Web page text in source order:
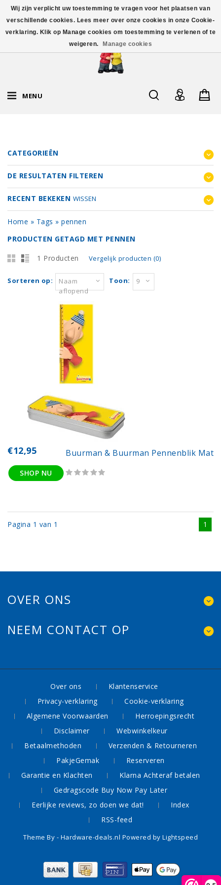
MENU
CATEGORIEËN
DE RESULTATEN FILTEREN
RECENT BEKEKEN WISSEN
Home » Tags » pennen
PRODUCTEN GETAGD MET PENNEN
1 Producten Vergelijk producten (0)
Sorteren op:
Naam
aflopend
Toon: 9
Buurman & Buurman Pennenblik Mat
€12,95
SHOP NU
Pagina 1 van 1 1
OVER ONS
NEEM CONTACT OP
Over ons
Klantenservice
Privacy-verklaring
Cookie-verklaring
Algemene Voorwaarden
Herroepingsrecht
Disclaimer
Webwinkelkeur
Betaalmethoden
Verzenden & Retourneren
PakjeGemak
Reserveren
Garantie en Klachten
Klarna Achteraf betalen
Gedragscode Buy Now Pay Later
Eerlijke reviews, zo doen we dat!
Index
RSS-feed
Theme By - Hardware-deals.nl Powered by Lightspeed
Wij zijn verplicht uw toestemming te vragen voor het plaatsen van
verschillende cookies. Lees meer over onze cookies in onze Cookie-
verklaring. Klik op Manage cookies om toestemming te verlenen of te
weigeren.
Manage cookies